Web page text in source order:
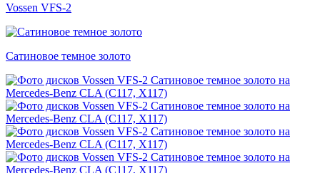
Vossen VFS-2
Сатиновое темное золото